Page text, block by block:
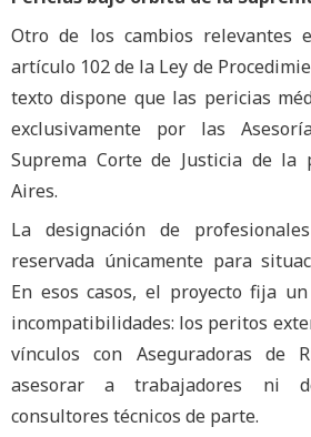
Otro de los cambios relevantes
artículo 102 de la Ley de
texto dispone que las pericias
exclusivamente por las
Suprema Corte de Justicia de la
Aires.
La designación de
reservada únicamente para
En esos casos, el proyecto fija
incompatibilidades: los peritos
vínculos con Aseguradoras de
asesorar a trabajadores ni
consultores técnicos de parte.